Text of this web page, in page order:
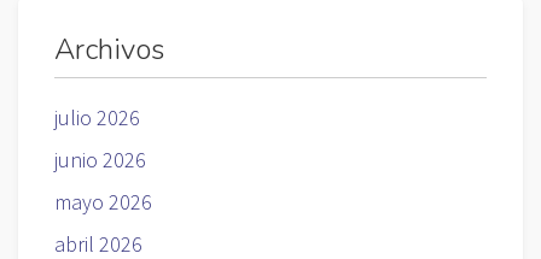
Archivos
julio 2026
junio 2026
mayo 2026
abril 2026